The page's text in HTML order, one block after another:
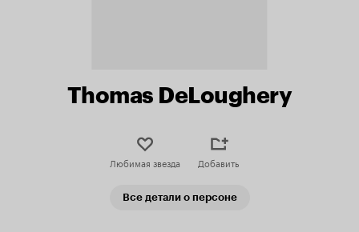
Thomas DeLoughery
Любимая звезда Добавить
Все детали о персоне